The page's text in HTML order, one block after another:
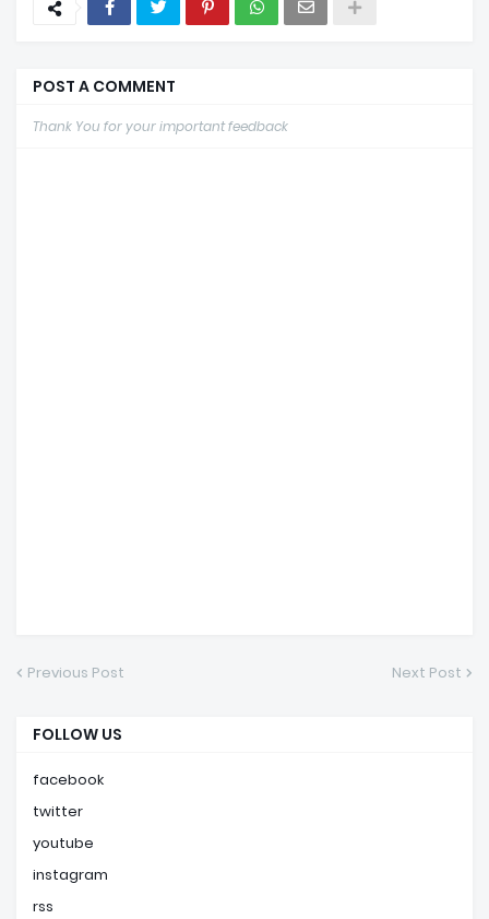
POST A COMMENT
Thank You for your important feedback
Previous Post Next Post
FOLLOW US
facebook
twitter
youtube
instagram
rss